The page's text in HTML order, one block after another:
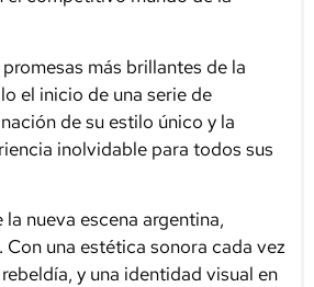
más brillantes de la
el inicio de una serie de
de su estilo único y la
inolvidable para todos sus
nueva escena argentina,
Con una estética sonora cada vez
y una identidad visual en